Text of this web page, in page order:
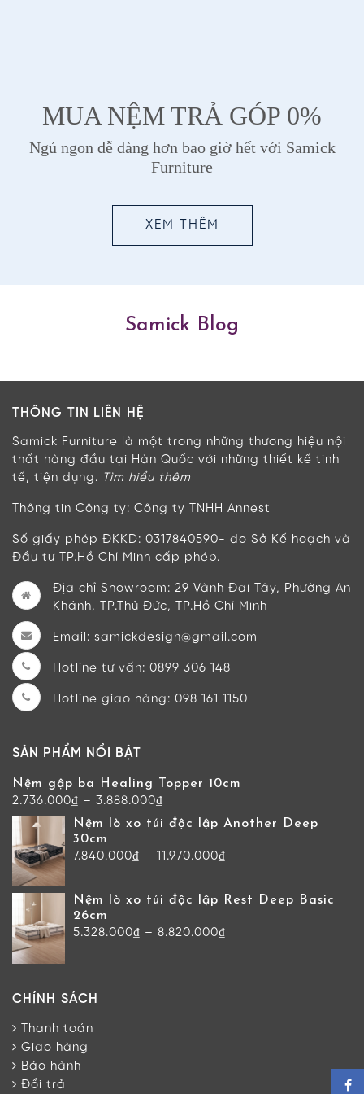
MUA NỆM TRẢ GÓP 0%
Ngủ ngon dễ dàng hơn bao giờ hết với Samick
Furniture
XEM THÊM
Samick Blog
THÔNG TIN LIÊN HỆ
Samick Furniture là một trong những thương hiệu nội
thất hàng đầu tại Hàn Quốc với những thiết kế tinh
tế, tiện dụng. Tìm hiểu thêm
Thông tin Công ty: Công ty TNHH Annest
Số giấy phép ĐKKD: 0317840590- do Sở Kế hoạch và
Đầu tư TP.Hồ Chí Minh cấp phép.
Địa chỉ Showroom: 29 Vành Đai Tây, Phường An
Khánh, TP.Thủ Đức, TP.Hồ Chí Minh
Email: samickdesign@gmail.com
Hotline tư vấn: 0899 306 148
Hotline giao hàng: 098 161 1150
SẢN PHẨM NỔI BẬT
Nệm gập ba Healing Topper 10cm
2.736.000₫ – 3.888.000₫
Nệm lò xo túi độc lập Another Deep
30cm
7.840.000₫ – 11.970.000₫
Nệm lò xo túi độc lập Rest Deep Basic
26cm
5.328.000₫ – 8.820.000₫
CHÍNH SÁCH
Thanh toán
Giao hàng
Bảo hành
Đổi trả